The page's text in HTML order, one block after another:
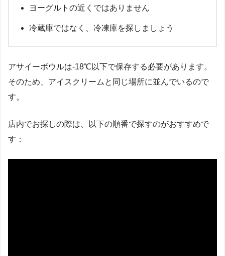
ヨーグルトの近くではありません
冷蔵庫ではなく、冷凍庫を探しましょう
アサイーボウルは-18℃以下で保存する必要があります。
そのため、アイスクリームと同じ場所に並んでいるので
す。
店内でお探しの際は、以下の順番で探すのがおすすめで
す：